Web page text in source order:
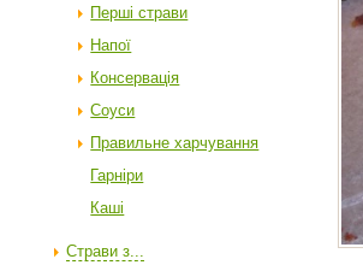
Перші страви
Напої
Консервація
Соуси
Правильне харчування
Гарніри
Каші
Страви з...